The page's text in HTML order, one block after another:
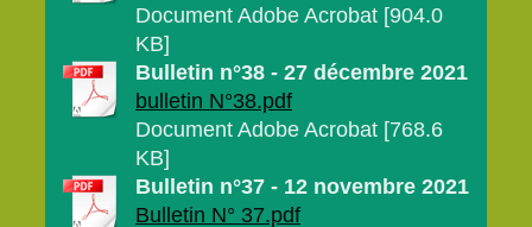
Document Adobe Acrobat [904.0
KB]
Bulletin n°38 - 27 décembre 2021
bulletin N°38.pdf
Document Adobe Acrobat [768.6
KB]
Bulletin n°37 - 12 novembre 2021
Bulletin N° 37.pdf